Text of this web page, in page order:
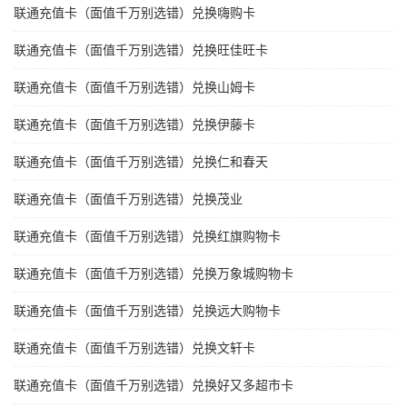
联通充值卡（面值千万别选错）兑换嗨购卡
联通充值卡（面值千万别选错）兑换旺佳旺卡
联通充值卡（面值千万别选错）兑换山姆卡
联通充值卡（面值千万别选错）兑换伊藤卡
联通充值卡（面值千万别选错）兑换仁和春天
联通充值卡（面值千万别选错）兑换茂业
联通充值卡（面值千万别选错）兑换红旗购物卡
联通充值卡（面值千万别选错）兑换万象城购物卡
联通充值卡（面值千万别选错）兑换远大购物卡
联通充值卡（面值千万别选错）兑换文轩卡
联通充值卡（面值千万别选错）兑换好又多超市卡